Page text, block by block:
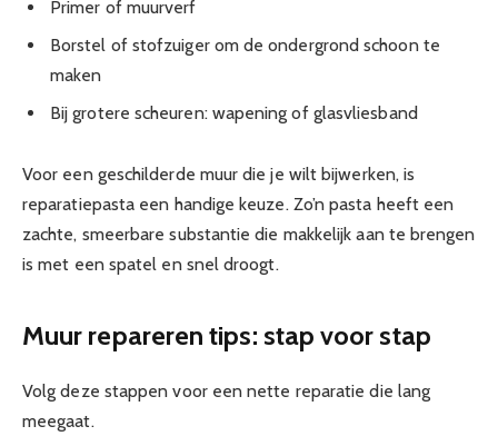
Primer of muurverf
Borstel of stofzuiger om de ondergrond schoon te
maken
Bij grotere scheuren: wapening of glasvliesband
Voor een geschilderde muur die je wilt bijwerken, is
reparatiepasta een handige keuze. Zo’n pasta heeft een
zachte, smeerbare substantie die makkelijk aan te brengen
is met een spatel en snel droogt.
Muur repareren tips: stap voor stap
Volg deze stappen voor een nette reparatie die lang
meegaat.